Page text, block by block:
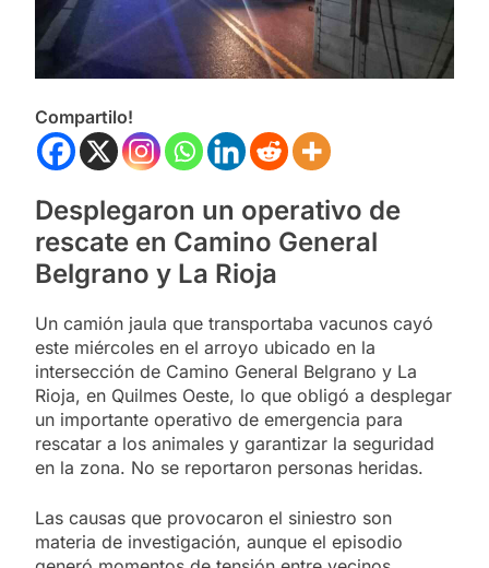
Compartilo!
Desplegaron un operativo de
rescate en Camino General
Belgrano y La Rioja
Un camión jaula que transportaba vacunos cayó
este miércoles en el arroyo ubicado en la
intersección de Camino General Belgrano y La
Rioja, en Quilmes Oeste, lo que obligó a desplegar
un importante operativo de emergencia para
rescatar a los animales y garantizar la seguridad
en la zona. No se reportaron personas heridas.
Las causas que provocaron el siniestro son
materia de investigación, aunque el episodio